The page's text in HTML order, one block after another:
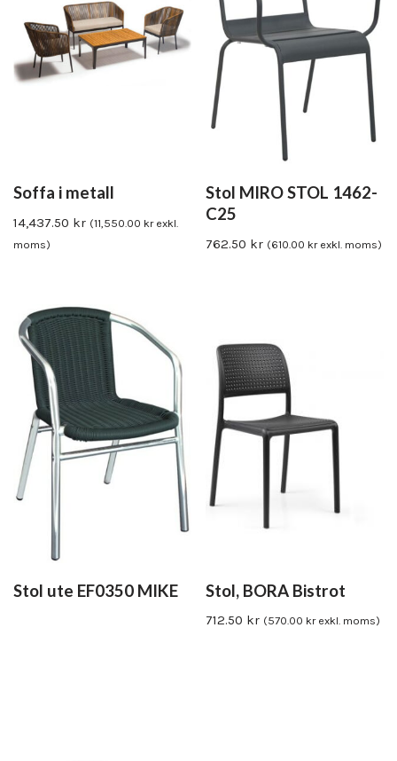
Soffa i metall
14,437.50 kr (11,550.00 krexkl.
moms)
Stol MIRO STOL 1462-
C25
762.50 kr (610.00 krexkl. moms)
Stol ute EF0350 MIKE Stol, BORA Bistrot
712.50 kr (570.00 krexkl. moms)